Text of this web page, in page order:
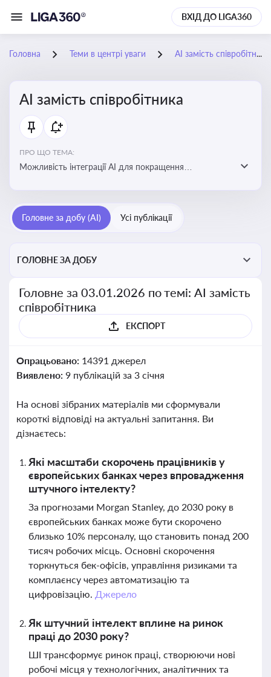
ВХІД ДО LIGA360
Головна Теми в центрі уваги АІ замість співробітника
АІ замість співробітника
ПРО ЩО ТЕМА:
Можливість інтеграції АІ для покращення
Головне за добу (AI) Усі публікації
ГОЛОВНЕ ЗА ДОБУ
Головне за 03.01.2026 по темі: АІ замість
співробітника
ЕКСПОРТ
Опрацьовано: 14391 джерел
Виявлено: 9 публікацій за 3 січня
На основі зібраних матеріалів ми сформували
короткі відповіді на актуальні запитання. Ви
дізнаєтесь:
Які масштаби скорочень працівників у
європейських банках через впровадження
штучного інтелекту?
За прогнозами Morgan Stanley, до 2030 року в
європейських банках може бути скорочено
близько 10% персоналу, що становить понад 200
тисяч робочих місць. Основні скорочення
торкнуться бек-офісів, управління ризиками та
комплаєнсу через автоматизацію та
цифровізацію. Джерело
Як штучний інтелект вплине на ринок
праці до 2030 року?
ШІ трансформує ринок праці, створюючи нові
робочі місця у технологічних, аналітичних та